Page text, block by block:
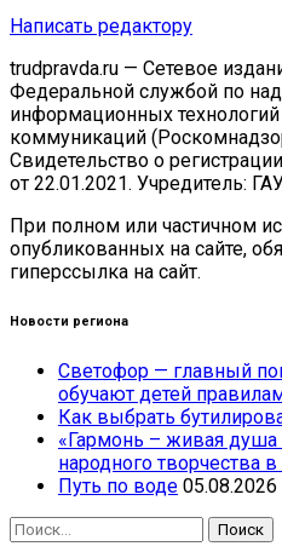
Написать редактору
trudpravda.ru — Сетевое
Федеральной службой по
информационных
коммуникаций
Свидетельство о
от 22.01.2021. Учредитель:
При полном или частичном
опубликованных на сайте,
гиперссылка на сайт.
Новости региона
Светофор — главный
обучают детей
Как выбрать
«Гармонь – живая душа
народного творчества
Путь по воде 05.08.2026
Найти: